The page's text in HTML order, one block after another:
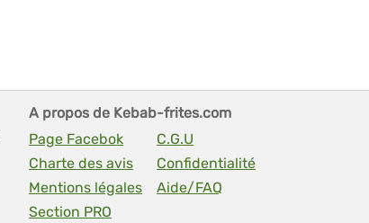
A propos de Kebab-frites.com
Page Facebok
C.G.U
Charte des avis
Confidentialité
Mentions légales
Aide/FAQ
Section PRO